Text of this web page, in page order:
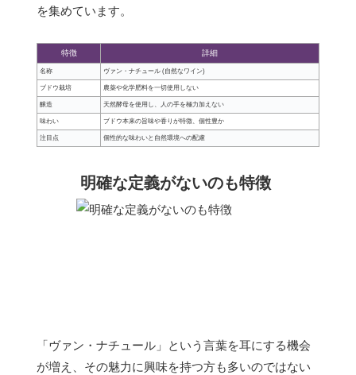
を集めています。
特徴 詳細
名称 ヴァン・ナチュール (自然なワイン)
ブドウ栽培 農薬や化学肥料を一切使用しない
醸造 天然酵母を使用し、人の手を極力加えない
味わい ブドウ本来の旨味や香りが特徴、個性豊か
注目点 個性的な味わいと自然環境への配慮
明確な定義がないのも特徴
「ヴァン・ナチュール」という言葉を耳にする機会
が増え、その魅力に興味を持つ方も多いのではない